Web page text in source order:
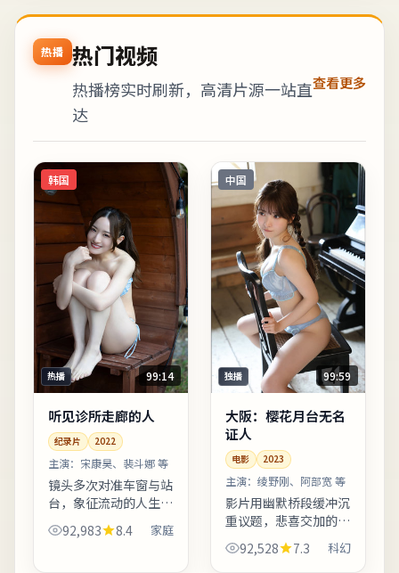
热播 热门视频
热播榜实时刷新，高清片源一站直
达
查看更多
韩国
热播 99:14
听见诊所走廊的人
纪录片 2022
主演： 宋康昊、裴斗娜 等
镜头多次对准车窗与站
台，象征流动的人生与
暂停的决心。叙事视角
在不同章节切换，观众
92,983 8.4 家庭
中国
独播 99:59
大阪：樱花月台无名
证人
电影 2023
主演： 绫野刚、阿部宽 等
影片用幽默桥段缓冲沉
重议题，悲喜交加的节
奏把握稳健。叙事视角
在不同章节切换，观众
92,528 7.3 科幻